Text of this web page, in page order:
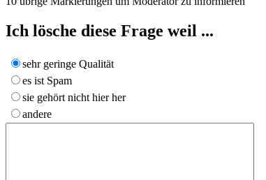
Ich lösche diese Frage weil ...
sehr geringe Qualität
es ist Spam
sie gehört nicht hier her
andere